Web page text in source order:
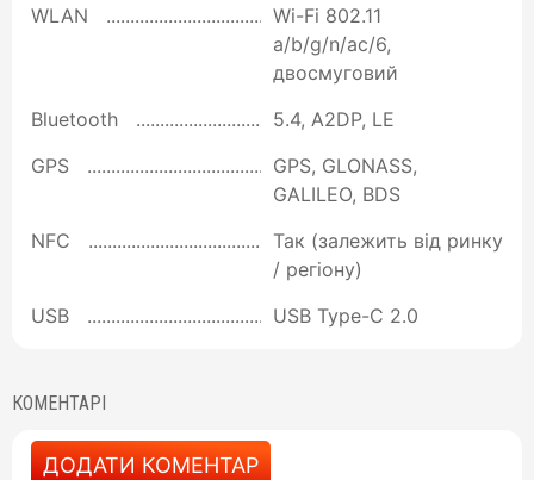
WLAN
Wi-Fi 802.11
a/b/g/n/ac/6,
двосмуговий
Bluetooth
5.4, A2DP, LE
GPS
GPS, GLONASS,
GALILEO, BDS
NFC
Так (залежить від ринку
/ регіону)
USB
USB Type-C 2.0
КОМЕНТАРІ
ДОДАТИ КОМЕНТАР